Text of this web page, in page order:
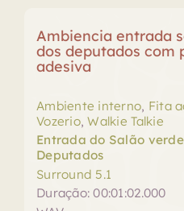
Ambiencia entrada
dos deputados com
adesiva
Ambiente interno, Fita
Vozerio,Walkie Talkie
Entrada do Salão
Deputados
Surround 5.1
Duração: 00:01:02.000